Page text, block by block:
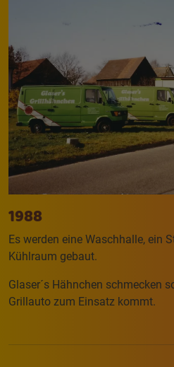
1988
Es werden eine Waschhalle, ein
Kühlraum gebaut.
Glaser´s Hähnchen schmecken
Grillauto zum Einsatz kommt.